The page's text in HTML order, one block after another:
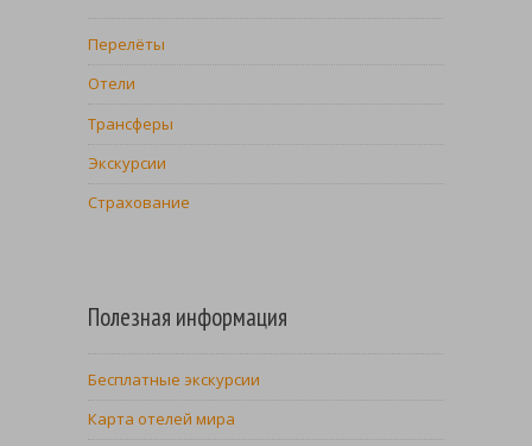
Перелёты
Отели
Трансферы
Экскурсии
Страхование
Полезная информация
Бесплатные экскурсии
Карта отелей мира